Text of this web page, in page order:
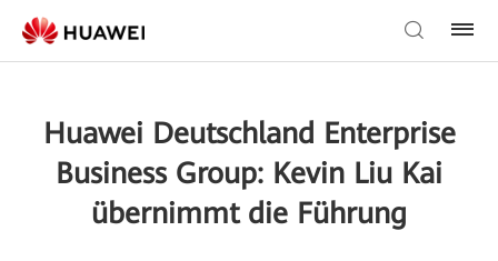
Huawei Deutschland Enterprise
Business Group: Kevin Liu Kai
übernimmt die Führung